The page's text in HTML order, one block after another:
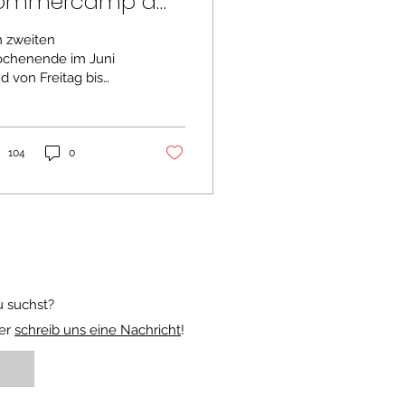
2025
zweiten
im Juni
von Freitag bis
statt. 140...
104 0
suchst?
schreib uns eine Nachricht!